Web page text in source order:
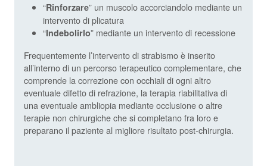
“Rinforzare” un muscolo accorciandolo mediante un
intervento di plicatura
“Indebolirlo” mediante un intervento di recessione
Frequentemente l’intervento di strabismo è inserito
all’interno di un percorso terapeutico complementare, che
comprende la correzione con occhiali di ogni altro
eventuale difetto di refrazione, la terapia riabilitativa di
una eventuale ambliopia mediante occlusione o altre
terapie non chirurgiche che si completano fra loro e
preparano il paziente al migliore risultato post-chirurgia.